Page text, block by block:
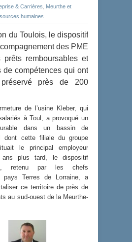
& Carrières
Meurthe et
humaines
du Toulois, le dispositif
des PME
prêts remboursables et
de compétences qui ont
près de 200
de l’usine Kleber, qui
à Toul, a provoqué un
dans un bassin de
dont cette filiale du groupe
le principal employeur
ans plus tard, le dispositif
retenu par les chefs
pays Terres de Lorraine, a
ce territoire de près de
au sud-ouest de la Meurthe-